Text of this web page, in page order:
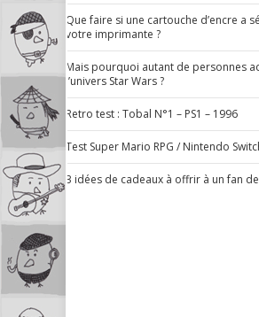
Que faire si une cartouche d’encre a
votre imprimante ?
Mais pourquoi autant de personnes
l’univers Star Wars ?
Retro test : Tobal N°1 – PS1 – 1996
Test Super Mario RPG / Nintendo
3 idées de cadeaux à offrir à un fan